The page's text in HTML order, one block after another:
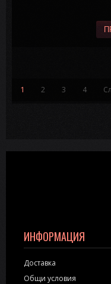
1 2 3 4
ИНФОРМАЦИЯ
Доставка
Общи условия